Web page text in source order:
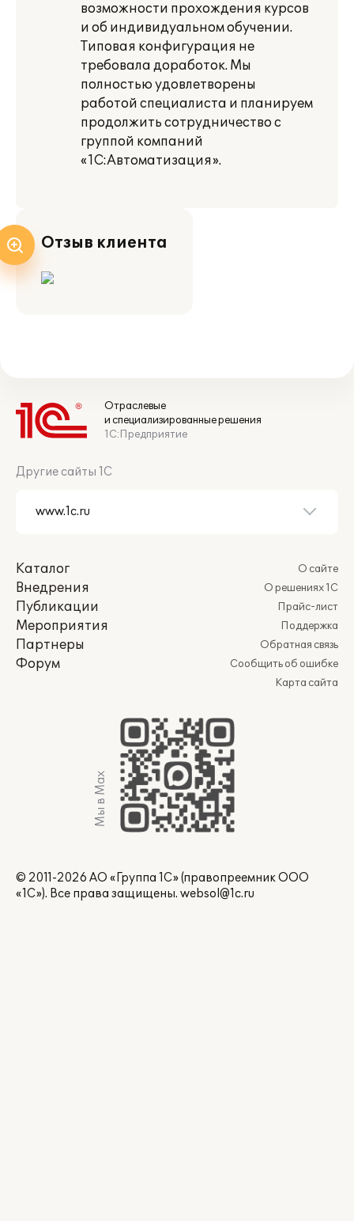
возможности прохождения курсов
и об индивидуальном обучении.
Типовая конфигурация не
требовала доработок. Мы
полностью удовлетворены
работой специалиста и планируем
продолжить сотрудничество с
группой компаний
«1С:Автоматизация».
Отзыв клиента
Отраслевые
и специализированные решения
1С:Предприятие
Другие сайты 1С
Каталог
Внедрения
Публикации
Мероприятия
Партнеры
Форум
О сайте
О решениях 1С
Прайс-лист
Поддержка
Обратная связь
Сообщить об ошибке
Карта сайта
Мы в Max
© 2011-2026 АО «Группа 1С» (правопреемник ООО
«1С»). Все права защищены. websol@1c.ru